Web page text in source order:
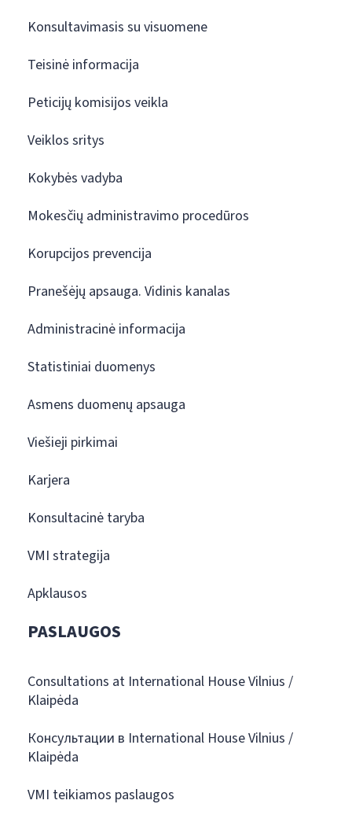
Konsultavimasis su visuomene
Teisinė informacija
Peticijų komisijos veikla
Veiklos sritys
Kokybės vadyba
Mokesčių administravimo procedūros
Korupcijos prevencija
Pranešėjų apsauga. Vidinis kanalas
Administracinė informacija
Statistiniai duomenys
Asmens duomenų apsauga
Viešieji pirkimai
Karjera
Konsultacinė taryba
VMI strategija
Apklausos
PASLAUGOS
Consultations at International House Vilnius /
Klaipėda
Консультации в International House Vilnius /
Klaipėda
VMI teikiamos paslaugos